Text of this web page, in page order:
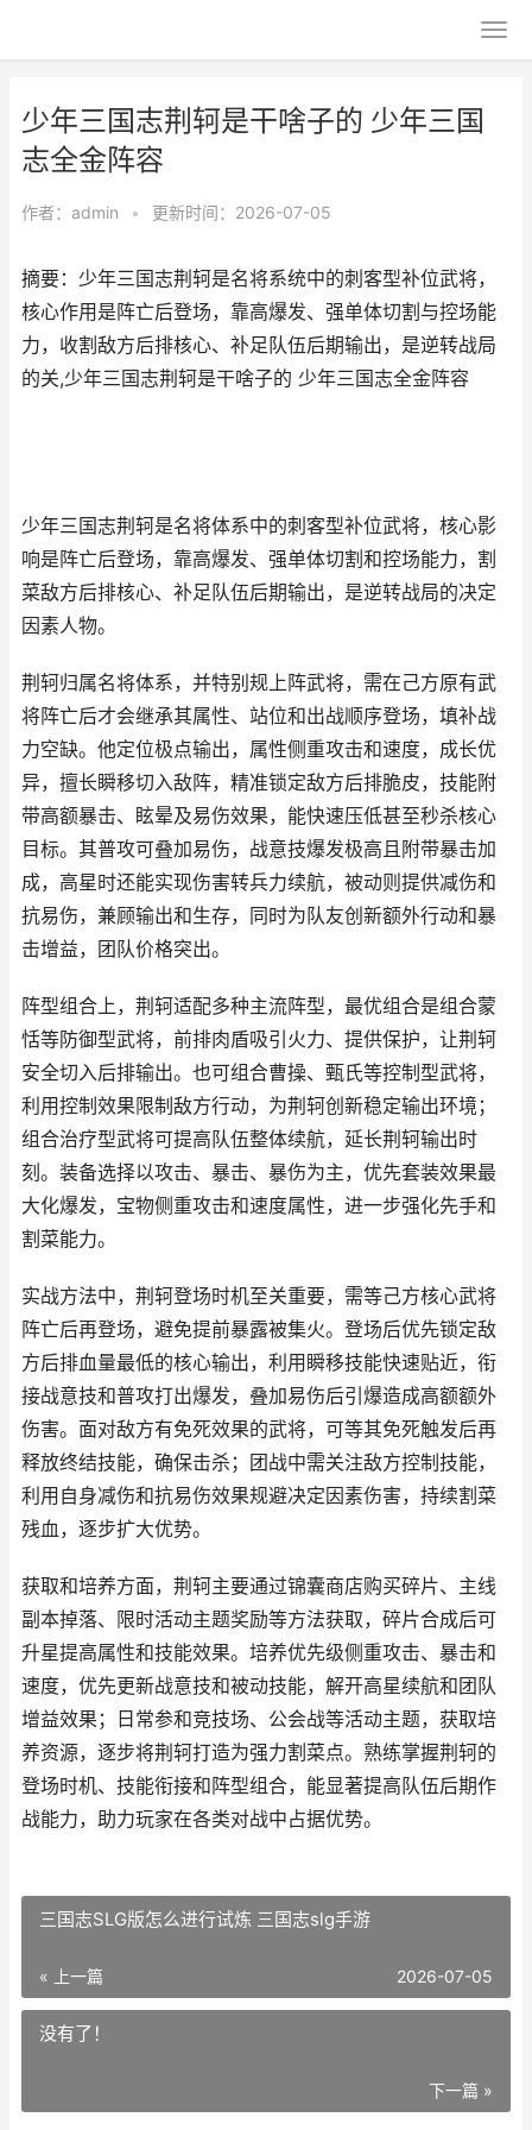
少年三国志荆轲是干啥子的 少年三国
志全金阵容
作者： admin • 更新时间：2026-07-05
摘要：少年三国志荆轲是名将系统中的刺客型补位武将，
核心作用是阵亡后登场，靠高爆发、强单体切割与控场能
力，收割敌方后排核心、补足队伍后期输出，是逆转战局
的关,少年三国志荆轲是干啥子的 少年三国志全金阵容
少年三国志荆轲是名将体系中的刺客型补位武将，核心影
响是阵亡后登场，靠高爆发、强单体切割和控场能力，割
菜敌方后排核心、补足队伍后期输出，是逆转战局的决定
因素人物。
荆轲归属名将体系，并特别规上阵武将，需在己方原有武
将阵亡后才会继承其属性、站位和出战顺序登场，填补战
力空缺。他定位极点输出，属性侧重攻击和速度，成长优
异，擅长瞬移切入敌阵，精准锁定敌方后排脆皮，技能附
带高额暴击、眩晕及易伤效果，能快速压低甚至秒杀核心
目标。其普攻可叠加易伤，战意技爆发极高且附带暴击加
成，高星时还能实现伤害转兵力续航，被动则提供减伤和
抗易伤，兼顾输出和生存，同时为队友创新额外行动和暴
击增益，团队价格突出。
阵型组合上，荆轲适配多种主流阵型，最优组合是组合蒙
恬等防御型武将，前排肉盾吸引火力、提供保护，让荆轲
安全切入后排输出。也可组合曹操、甄氏等控制型武将，
利用控制效果限制敌方行动，为荆轲创新稳定输出环境；
组合治疗型武将可提高队伍整体续航，延长荆轲输出时
刻。装备选择以攻击、暴击、暴伤为主，优先套装效果最
大化爆发，宝物侧重攻击和速度属性，进一步强化先手和
割菜能力。
实战方法中，荆轲登场时机至关重要，需等己方核心武将
阵亡后再登场，避免提前暴露被集火。登场后优先锁定敌
方后排血量最低的核心输出，利用瞬移技能快速贴近，衔
接战意技和普攻打出爆发，叠加易伤后引爆造成高额额外
伤害。面对敌方有免死效果的武将，可等其免死触发后再
释放终结技能，确保击杀；团战中需关注敌方控制技能，
利用自身减伤和抗易伤效果规避决定因素伤害，持续割菜
残血，逐步扩大优势。
获取和培养方面，荆轲主要通过锦囊商店购买碎片、主线
副本掉落、限时活动主题奖励等方法获取，碎片合成后可
升星提高属性和技能效果。培养优先级侧重攻击、暴击和
速度，优先更新战意技和被动技能，解开高星续航和团队
增益效果；日常参和竞技场、公会战等活动主题，获取培
养资源，逐步将荆轲打造为强力割菜点。熟练掌握荆轲的
登场时机、技能衔接和阵型组合，能显著提高队伍后期作
战能力，助力玩家在各类对战中占据优势。
三国志SLG版怎么进行试炼 三国志slg手游
« 上一篇 2026-07-05
没有了！
下一篇 »